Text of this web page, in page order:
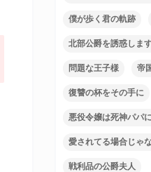
僕が歩く君の軌跡
北部公爵を誘惑しま
問題な王子様 帝
復讐の杯をその手に
悪役令嬢は死神パパ
愛されてる場合じゃ
戦利品の公爵夫人